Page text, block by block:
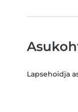
Lapsehoidja